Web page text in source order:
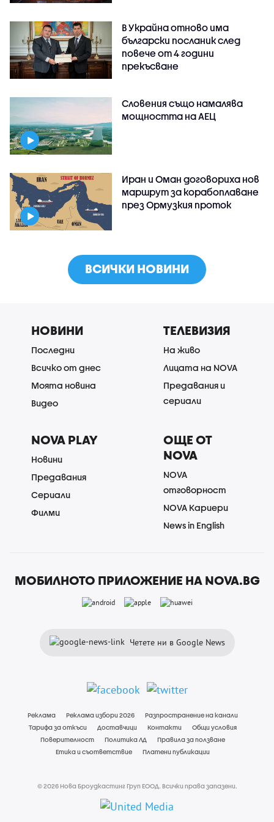
В Украйна отново има
български посланик след
повече от 4 години
прекъсване
Словения също намалява
мощността на АЕЦ
Иран и Оман договориха нов
маршрут за корабоплаване
през Ормузкия проток
ВСИЧКИ НОВИНИ
НОВИНИ
Последни
Всичко от днес
Моята новина
Видео
ТЕЛЕВИЗИЯ
На живо
Лицата на NOVA
Предавания и
сериали
NOVA PLAY
Новини
Предавания
Сериали
Филми
ОЩЕ ОТ
NOVA
NOVA
отговорност
NOVA Кариери
News in English
МОБИЛНОТО ПРИЛОЖЕНИЕ НА NOVA.BG
Четете ни в Google News
Реклама Реклама избори 2026
Разпространение на канали
Тарифа за откъси
Доставчици Контакти
Общи условия
Поверителност
Политика ЛД
Правила за ползване
Етика и съответствие
Платени публикации
© 2026 Нова Броудкастинг Груп ЕООД. Всички права запазени.